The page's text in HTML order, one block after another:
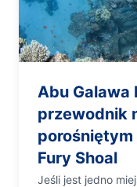
Abu Galawa
przewodnik
Fury Shoal
Jeśli jest jedno